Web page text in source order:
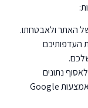
האתר ולאבטחתו.
העדפותיכם
נתונים
סטטיסטיים על השימוש באתר (למשל, באמצעות Google